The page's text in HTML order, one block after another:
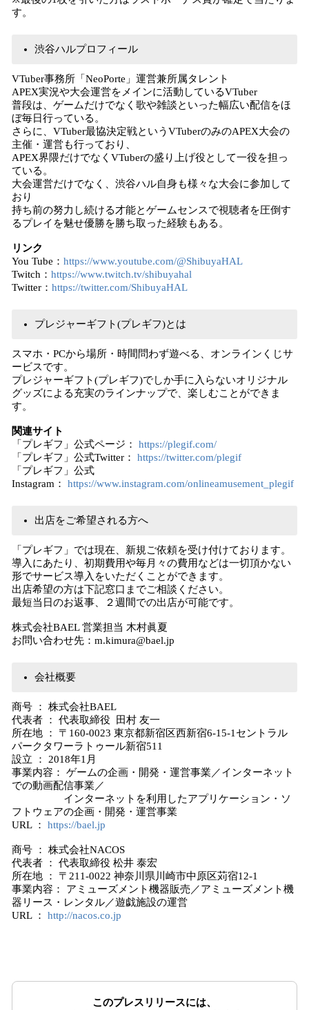
す。
渋谷ハルプロフィール
VTuber事務所「NeoPorte」運営兼所属タレント
APEX実況や大会運営をメインに活動しているVTuber
普段は、ゲームだけでなく歌や雑談といった幅広い配信をほ
ぼ毎日行っている。
さらに、VTuber最協決定戦というVTuberのみのAPEX大会の
主催・運営も行っており、
APEX界隈だけでなくVTuberの盛り上げ役として一役を担っ
ている。
大会運営だけでなく、渋谷ハル自身も様々な大会に参加して
おり
持ち前の努力し続ける才能とゲームセンスで視聴者を圧倒す
るプレイを魅せ優勝を勝ち取った経験もある。
リンク
You Tube： https://www.youtube.com/@ShibuyaHAL
Twitch： https://www.twitch.tv/shibuyahal
Twitter： https://twitter.com/ShibuyaHAL
プレジャーギフト(プレギフ)とは
スマホ・PCから場所・時間問わず遊べる、オンラインくじサ
ービスです。
プレジャーギフト(プレギフ)でしか手に入らないオリジナル
グッズによる充実のラインナップで、楽しむことができま
す。
関連サイト
「プレギフ」公式ページ： https://plegif.com/
「プレギフ」公式Twitter： https://twitter.com/plegif
「プレギフ」公式
Instagram： https://www.instagram.com/onlineamusement_plegif
出店をご希望される方へ
「プレギフ」では現在、新規ご依頼を受け付けております。
導入にあたり、初期費用や毎月々の費用などは一切頂かない
形でサービス導入をいただくことができます。
出店希望の方は下記窓口までご相談ください。
最短当日のお返事、２週間での出店が可能です。
株式会社BAEL 営業担当 木村眞夏
お問い合わせ先：m.kimura@bael.jp
会社概要
商号 ： 株式会社BAEL
代表者 ： 代表取締役 田村 友一
所在地 ： 〒160-0023 東京都新宿区西新宿6-15-1セントラル
パークタワーラトゥール新宿511
設立 ： 2018年1月
事業内容： ゲームの企画・開発・運営事業／インターネット
での動画配信事業／
インターネットを利用したアプリケーション・ソ
フトウェアの企画・開発・運営事業
URL ： https://bael.jp
商号 ： 株式会社NACOS
代表者 ： 代表取締役 松井 泰宏
所在地 ： 〒211-0022 神奈川県川崎市中原区苅宿12-1
事業内容： アミューズメント機器販売／アミューズメント機
器リース・レンタル／遊戯施設の運営
URL ： http://nacos.co.jp
このプレスリリースには、